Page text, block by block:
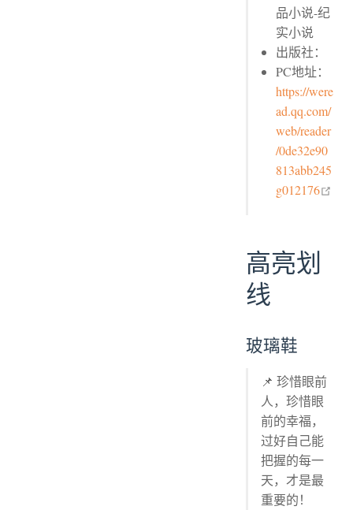
品小说-纪
实小说
出版社：
PC地址：
https://were
ad.qq.com/
web/reader
/0de32e90
813abb245
g012176
高亮划
线
玻璃鞋
📌 珍惜眼前
人，珍惜眼
前的幸福，
过好自己能
把握的每一
天，才是最
重要的！